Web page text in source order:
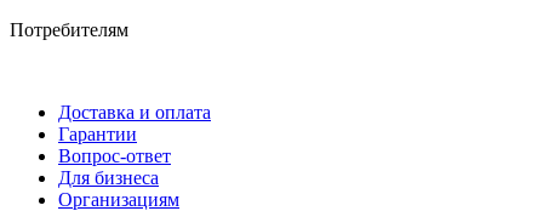
Потребителям
Доставка и оплата
Гарантии
Вопрос-ответ
Для бизнеса
Организациям